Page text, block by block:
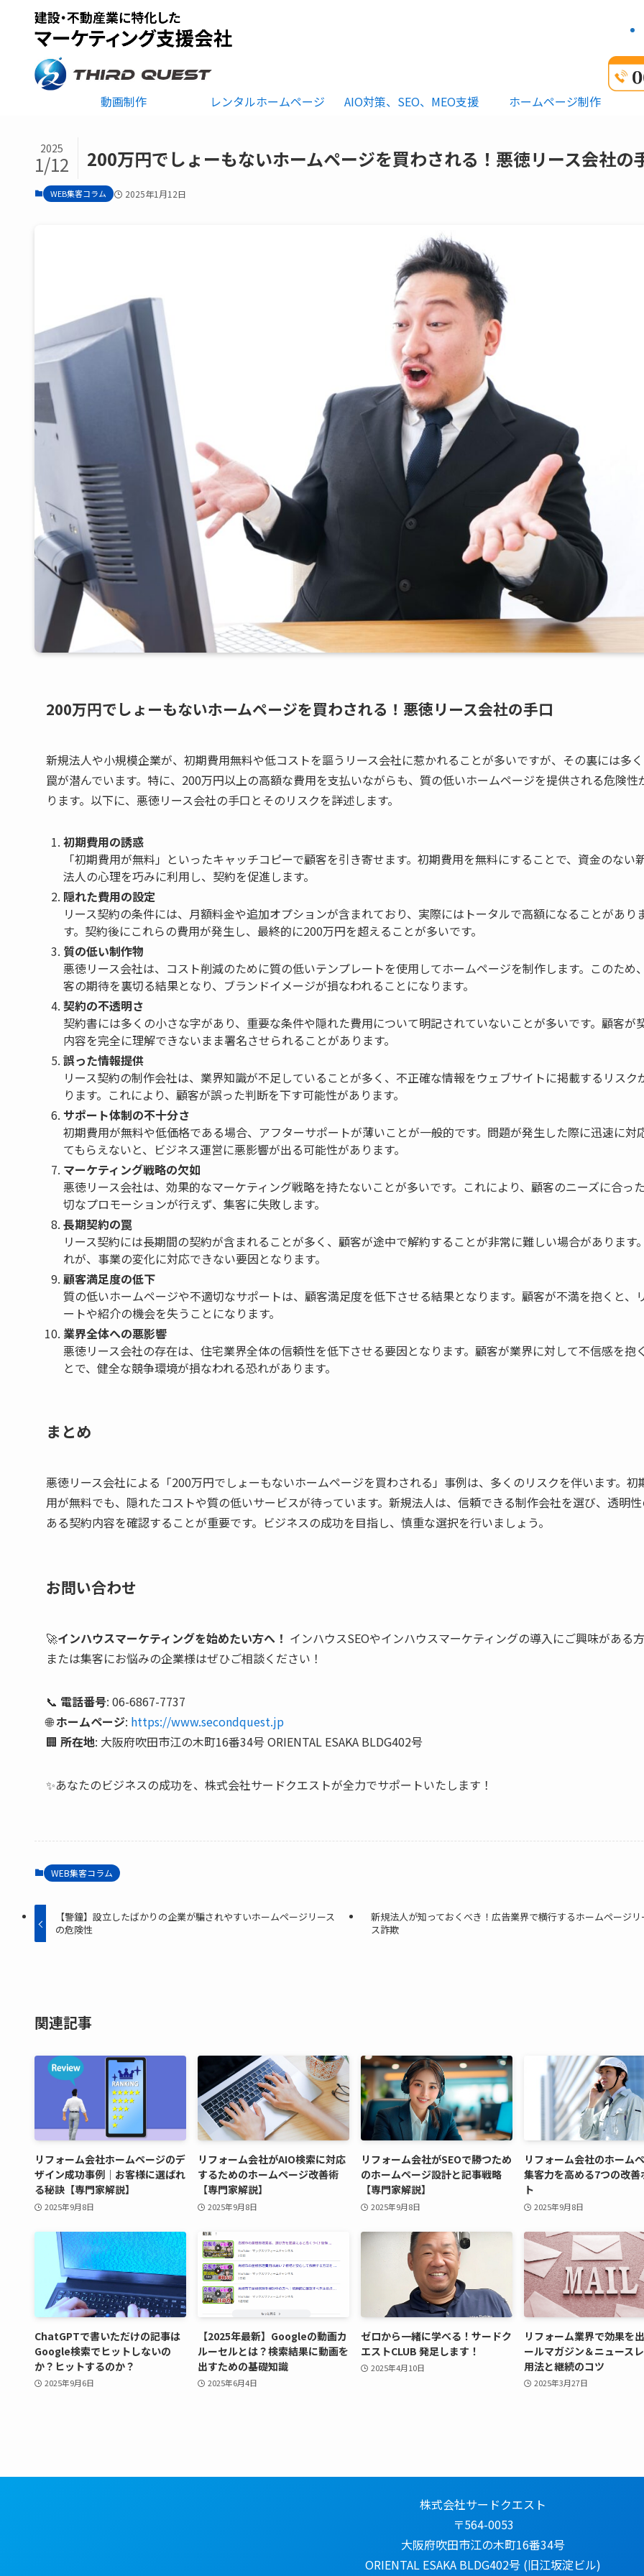
動画制作 レンタルホームページ AIO対策、SEO、MEO支援 ホームページ制作
200万円でしょーもないホームページを買わされる！悪徳リース会社の
2025
1/12
WEB集客コラム 2025年1月12日
200万円でしょーもないホームページを買わされる！悪徳リース会社の手口
新規法人や小規模企業が、初期費用無料や低コストを謳うリース会社に惹かれることが多いですが、その裏には多
罠が潜んでいます。特に、200万円以上の高額な費用を支払いながらも、質の低いホームページを提供される危険性
ります。以下に、悪徳リース会社の手口とそのリスクを詳述します。
初期費用の誘惑
「初期費用が無料」といったキャッチコピーで顧客を引き寄せます。初期費用を無料にすることで、資金のない
法人の心理を巧みに利用し、契約を促進します。
隠れた費用の設定
リース契約の条件には、月額料金や追加オプションが含まれており、実際にはトータルで高額になることがあり
す。契約後にこれらの費用が発生し、最終的に200万円を超えることが多いです。
質の低い制作物
悪徳リース会社は、コスト削減のために質の低いテンプレートを使用してホームページを制作します。このため
客の期待を裏切る結果となり、ブランドイメージが損なわれることになります。
契約の不透明さ
契約書には多くの小さな字があり、重要な条件や隠れた費用について明記されていないことが多いです。顧客が
内容を完全に理解できないまま署名させられることがあります。
誤った情報提供
リース契約の制作会社は、業界知識が不足していることが多く、不正確な情報をウェブサイトに掲載するリスク
ります。これにより、顧客が誤った判断を下す可能性があります。
サポート体制の不十分さ
初期費用が無料や低価格である場合、アフターサポートが薄いことが一般的です。問題が発生した際に迅速に対
てもらえないと、ビジネス運営に悪影響が出る可能性があります。
マーケティング戦略の欠如
悪徳リース会社は、効果的なマーケティング戦略を持たないことが多いです。これにより、顧客のニーズに合っ
切なプロモーションが行えず、集客に失敗します。
長期契約の罠
リース契約には長期間の契約が含まれることが多く、顧客が途中で解約することが非常に難しい場合があります
れが、事業の変化に対応できない要因となります。
顧客満足度の低下
質の低いホームページや不適切なサポートは、顧客満足度を低下させる結果となります。顧客が不満を抱くと、
ートや紹介の機会を失うことになります。
業界全体への悪影響
悪徳リース会社の存在は、住宅業界全体の信頼性を低下させる要因となります。顧客が業界に対して不信感を抱
とで、健全な競争環境が損なわれる恐れがあります。
まとめ
悪徳リース会社による「200万円でしょーもないホームページを買わされる」事例は、多くのリスクを伴います。初
用が無料でも、隠れたコストや質の低いサービスが待っています。新規法人は、信頼できる制作会社を選び、透明
ある契約内容を確認することが重要です。ビジネスの成功を目指し、慎重な選択を行いましょう。
お問い合わせ
🚀インハウスマーケティングを始めたい方へ！ インハウスSEOやインハウスマーケティングの導入にご興味がある
または集客にお悩みの企業様はぜひご相談ください！
📞 電話番号: 06-6867-7737
🌐ホームページ: https://www.secondquest.jp
🏢 所在地: 大阪府吹田市江の木町16番34号 ORIENTAL ESAKA BLDG402号
✨あなたのビジネスの成功を、株式会社サードクエストが全力でサポートいたします！
WEB集客コラム
【警鐘】設立したばかりの企業が騙されやすいホームページリース
の危険性
新規法人が知っておくべき！広告業界で横行するホームページリ
ス詐欺
関連記事
リフォーム会社ホームページのデ
ザイン成功事例｜お客様に選ばれ
る秘訣【専門家解説】
2025年9月8日
リフォーム会社がAIO検索に対応
するためのホームページ改善術
【専門家解説】
2025年9月8日
リフォーム会社がSEOで勝つため
のホームページ設計と記事戦略
【専門家解説】
2025年9月8日
リフォーム会社のホーム
集客力を高める7つの改善
ト
2025年9月8日
ChatGPTで書いただけの記事は
Google検索でヒットしないの
か？ヒットするのか？
2025年9月6日
【2025年最新】Googleの動画カ
ルーセルとは？検索結果に動画を
出すための基礎知識
2025年6月4日
ゼロから一緒に学べる！サードク
エストCLUB 発足します！
2025年4月10日
リフォーム業界で効果を
ールマガジン＆ニュース
用法と継続のコツ
2025年3月27日
株式会社サードクエスト
〒564-0053
大阪府吹田市江の木町16番34号
ORIENTAL ESAKA BLDG402号 (旧江坂淀ビル)